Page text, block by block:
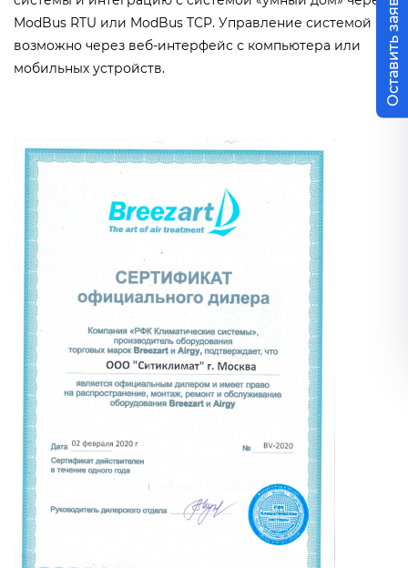
ModBus RTU или ModBus TCP. Управление системой
возможно через веб-интерфейс с компьютера или
мобильных устройств.
Оставить заявку